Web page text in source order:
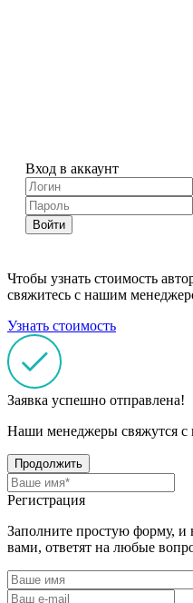
Вход в аккаунт
Войти
Чтобы узнать стоимость
свяжитесь с нашим
Узнать стоимость
Заявка успешно отправлена!
Наши менеджеры свяжутся с
Продолжить
Регистрация
Заполните простую форму,
вами, ответят на любые